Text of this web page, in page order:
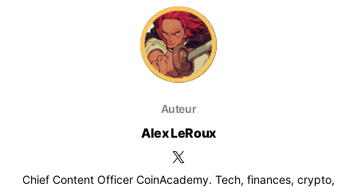
Auteur
Alex LeRoux
Chief Content Officer CoinAcademy. Tech, finances, crypto,